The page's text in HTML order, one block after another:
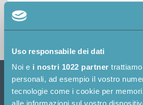
Uso responsabile dei dati
Noi e i nostri 1022 partner
personali, ad esempio il vostro
tecnologie come i cookie per
Read more
Publifarm S.p.A.